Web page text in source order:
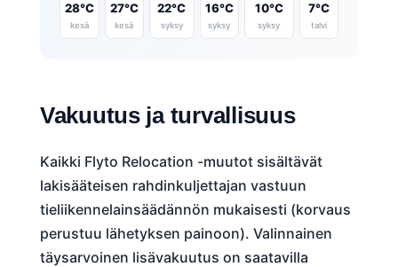
28°C
kesä
27°C
kesä
22°C
syksy
16°C
syksy
10°C
syksy
7°C
talvi
Vakuutus ja turvallisuus
Kaikki Flyto Relocation -muutot sisältävät
lakisääteisen rahdinkuljettajan vastuun
tieliikennelainsäädännön mukaisesti (korvaus
perustuu lähetyksen painoon). Valinnainen
täysarvoinen lisävakuutus on saatavilla